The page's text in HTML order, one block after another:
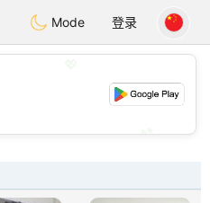
Citas
Mode 登录